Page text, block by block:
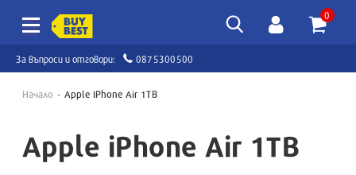
0
За въпроси и отговори: 0875300500
Начало Apple IPhone Air 1TB
Apple iPhone Air 1TB